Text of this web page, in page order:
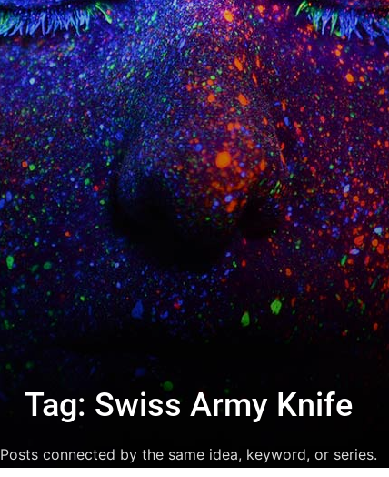
Tag: Swiss Army Knife
Posts connected by the same idea, keyword, or series.